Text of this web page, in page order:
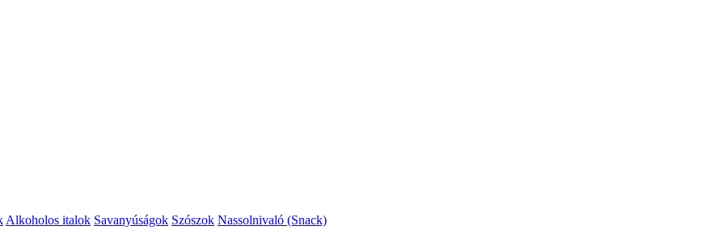
Alkoholos italok Savanyúságok Szószok Nassolnivaló (Snack)